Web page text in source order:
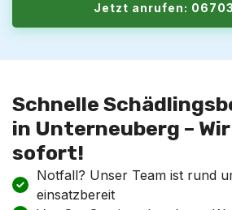
Jetzt anrufen:
Schnelle
in Unterneuberg –
sofort!
Notfall? Unser Team ist rund
einsatzbereit